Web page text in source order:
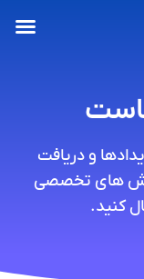
و دریافت
های تخصصی
کنید.